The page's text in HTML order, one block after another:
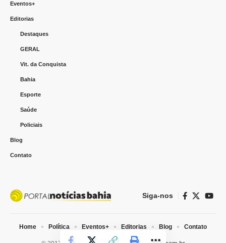
Eventos+
Editorias
Destaques
GERAL
Vit. da Conquista
Bahia
Esporte
Saúde
Policiais
Blog
Contato
Siga-nos
Home Política Eventos+ Editorias Blog Contato